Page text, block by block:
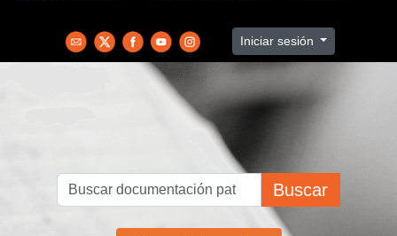
Iniciar sesión
Buscar